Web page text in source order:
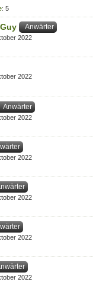
5
Anwärter
2022
2022
Anwärter
2022
2022
2022
2022
2022